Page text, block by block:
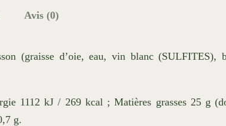
d
R
Avis (0)
(graisse d’oie, eau, vin blanc (SULFITES),
1112 kJ / 269 kcal ; Matières grasses 25 g
g.